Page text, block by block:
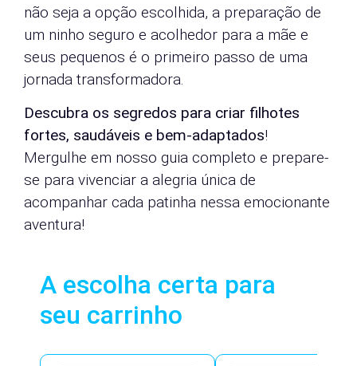
não seja a opção escolhida, a preparação de
um ninho seguro e acolhedor para a mãe e
seus pequenos é o primeiro passo de uma
jornada transformadora.
Descubra os segredos para criar filhotes
fortes, saudáveis e bem-adaptados!
Mergulhe em nosso guia completo e prepare-
se para vivenciar a alegria única de
acompanhar cada patinha nessa emocionante
aventura!
A escolha certa para
seu carrinho